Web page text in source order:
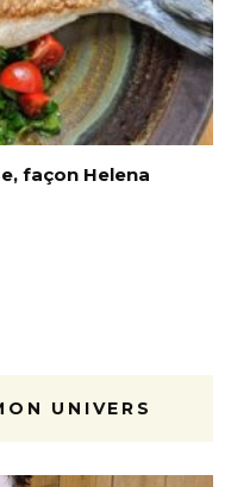
façon Helena
UNIVERS